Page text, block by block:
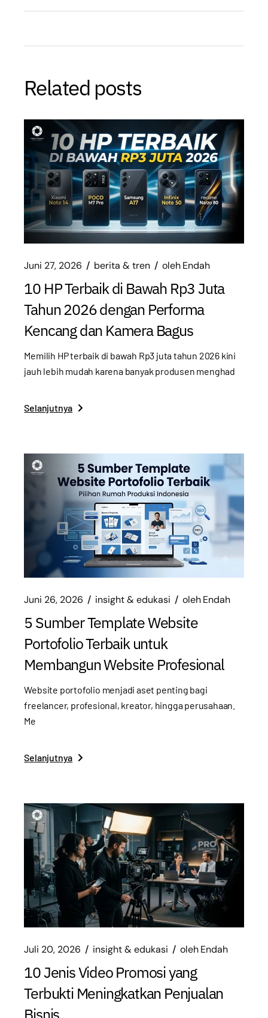
Related posts
Juni 27, 2026 berita & tren olehEndah
10 HP Terbaik di Bawah Rp3 Juta
Tahun 2026 dengan Performa
Kencang dan Kamera Bagus
Memilih HP terbaik di bawah Rp3 juta tahun 2026 kini
jauh lebih mudah karena banyak produsen menghad
Selanjutnya
Juni 26, 2026 insight & edukasi olehEndah
5 Sumber Template Website
Portofolio Terbaik untuk
Membangun Website Profesional
Website portofolio menjadi aset penting bagi
freelancer, profesional, kreator, hingga perusahaan.
Me
Selanjutnya
Juli 20, 2026 insight & edukasi olehEndah
10 Jenis Video Promosi yang
Terbukti Meningkatkan Penjualan
Bisnis